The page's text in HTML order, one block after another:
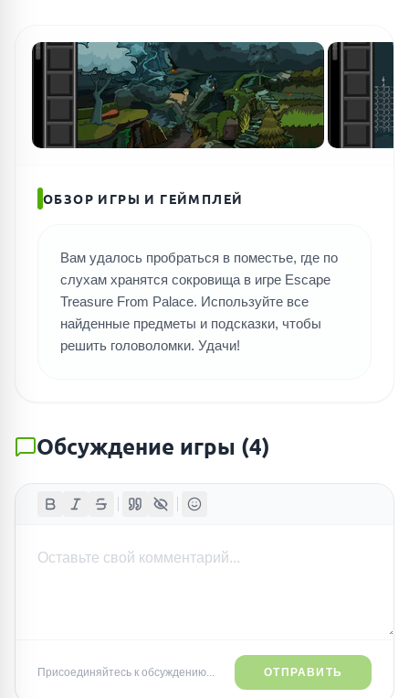
ОБЗОР ИГРЫ И ГЕЙМПЛЕЙ
Вам удалось пробраться в поместье, где по
слухам хранятся сокровища в игре Escape
Treasure From Palace. Используйте все
найденные предметы и подсказки, чтобы
решить головоломки. Удачи!
Обсуждение игры (4)
Присоединяйтесь к обсуждению... ОТПРАВИТЬ